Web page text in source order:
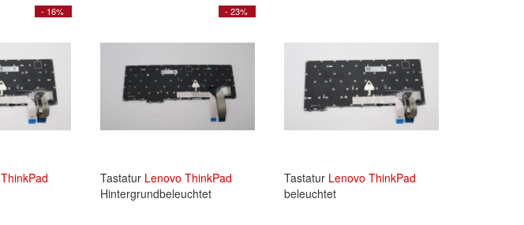
- 16%
ThinkPad
- 23%
Tastatur Lenovo ThinkPad
Hintergrundbeleuchtet
Tastatur Lenovo ThinkPad
beleuchtet